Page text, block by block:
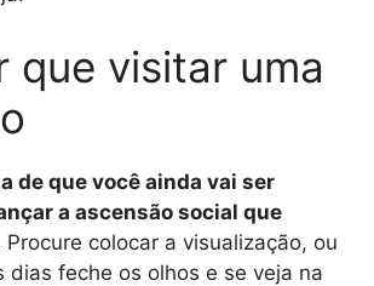
que visitar uma
de que você ainda vai ser
a ascensão social que
Procure colocar a visualização, ou
dias feche os olhos e se veja na